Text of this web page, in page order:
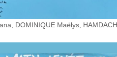
DOMINIQUE Maëlys,